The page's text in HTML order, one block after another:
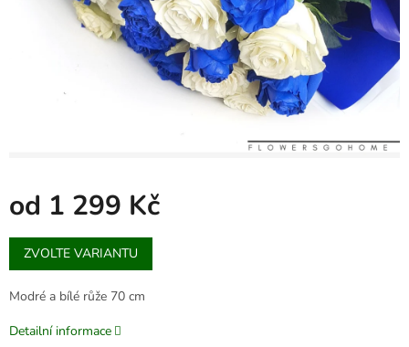
od 1 299 Kč
Měrná
cena:
ZVOLTE VARIANTU
Modré a bílé růže 70 cm
Detailní informace